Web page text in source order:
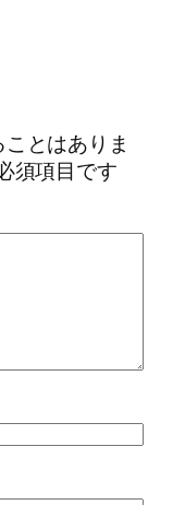
とはありま
須項目です